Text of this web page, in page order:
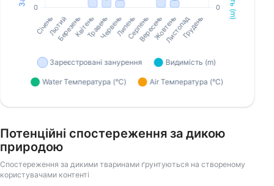
Потенційні спостереження за дикою
природою
Спостереження за дикими тваринами ґрунтуються на створеному
користувачами контенті